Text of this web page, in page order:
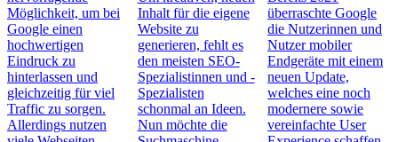
Möglichkeit, um bei
Google einen
hochwertigen
Eindruck zu
hinterlassen und
gleichzeitig für viel
Traffic zu sorgen.
Allerdings nutzen
Inhalt für die eigene
Website zu
generieren, fehlt es
den meisten SEO-
Spezialistinnen und -
Spezialisten
schonmal an Ideen.
Nun möchte die
überraschte Google
die Nutzerinnen und
Nutzer mobiler
Endgeräte mit einem
neuen Update,
welches eine noch
modernere sowie
vereinfachte User